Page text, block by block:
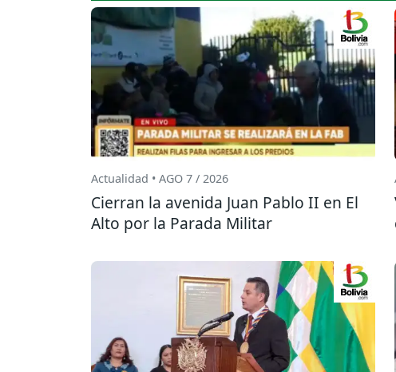
Actualidad • AGO 7 / 2026
Cierran la avenida Juan Pablo II en El
Alto por la Parada Militar